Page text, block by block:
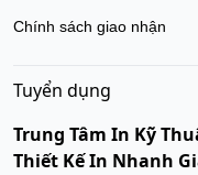
Chính sách giao nhận
Tuyển dụng
Trung Tâm In Kỹ
Thiết Kế In Nhanh